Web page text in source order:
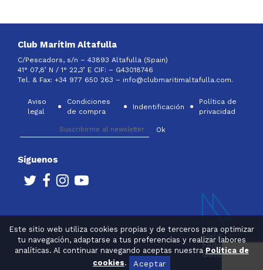
Este sitio web utiliza cookies propias y de terceros para optimizar
tu navegación, adaptarse a tus preferencias y realizar labores
analíticas. Al continuar navegando aceptas nuestra Política de
cookies. Aceptar
Club Marítim Altafulla
C/Pescadors, s/n – 43893 Altafulla (Spain)
41° 07,8’ N / 1° 22,3’ E CIF: – G43018746
Tel. & Fax: +34 977 650 263 – info@clubmaritimaltafulla.com.
Aviso
legal
Condiciones
de compra
Indentificación
Política de
privacidad
Síguenos